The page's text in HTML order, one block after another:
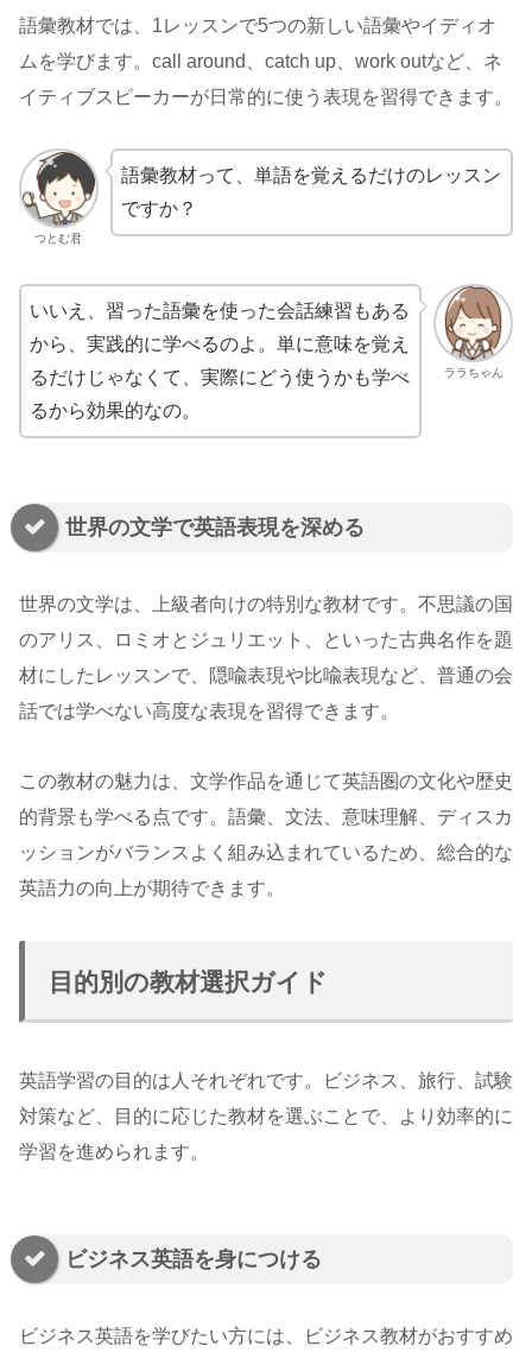
語彙教材では、1レッスンで5つの新しい語彙やイディオ
ムを学びます。call around、catch up、work outなど、ネ
イティブスピーカーが日常的に使う表現を習得できます。
つとむ君
語彙教材って、単語を覚えるだけのレッスン
ですか？
ララちゃん
いいえ、習った語彙を使った会話練習もある
から、実践的に学べるのよ。単に意味を覚え
るだけじゃなくて、実際にどう使うかも学べ
るから効果的なの。
世界の文学で英語表現を深める
世界の文学は、上級者向けの特別な教材です。不思議の国
のアリス、ロミオとジュリエット、といった古典名作を題
材にしたレッスンで、隠喩表現や比喩表現など、普通の会
話では学べない高度な表現を習得できます。
この教材の魅力は、文学作品を通じて英語圏の文化や歴史
的背景も学べる点です。語彙、文法、意味理解、ディスカ
ッションがバランスよく組み込まれているため、総合的な
英語力の向上が期待できます。
目的別の教材選択ガイド
英語学習の目的は人それぞれです。ビジネス、旅行、試験
対策など、目的に応じた教材を選ぶことで、より効率的に
学習を進められます。
ビジネス英語を身につける
ビジネス英語を学びたい方には、ビジネス教材がおすすめ